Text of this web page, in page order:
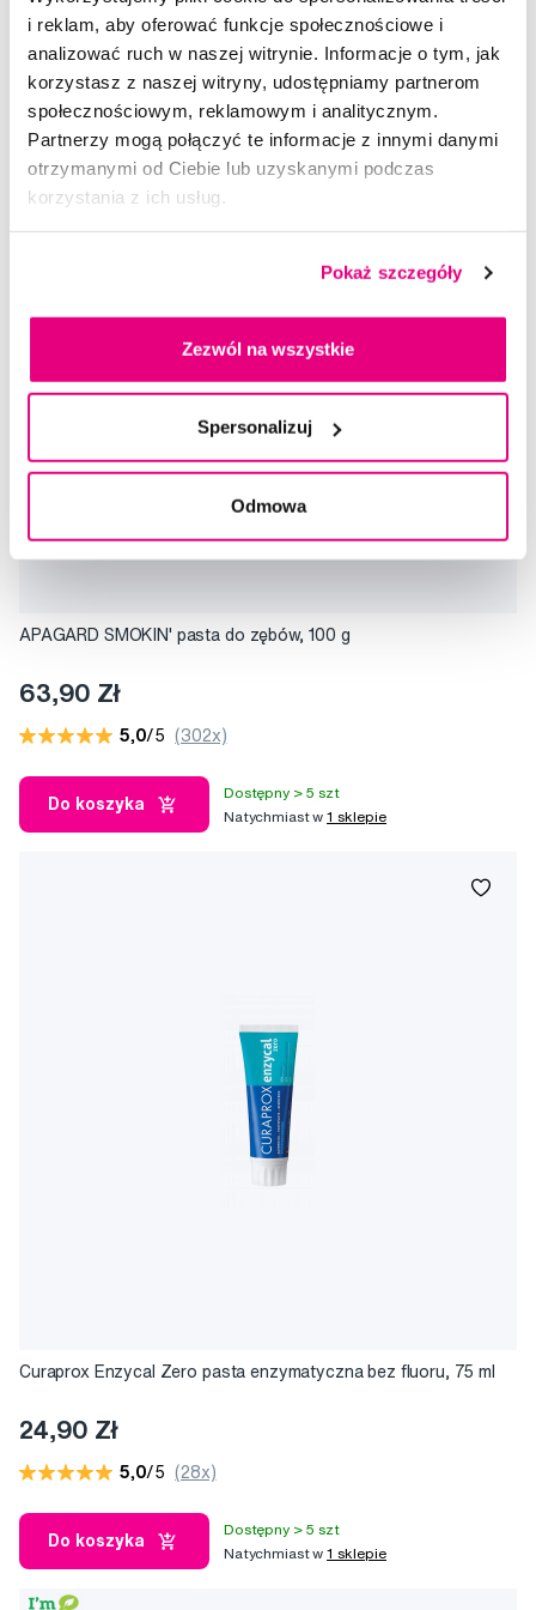
i reklam, aby oferować funkcje społecznościowe i
analizować ruch w naszej witrynie. Informacje o tym, jak
korzystasz z naszej witryny, udostępniamy partnerom
społecznościowym, reklamowym i analitycznym.
Partnerzy mogą połączyć te informacje z innymi danymi
otrzymanymi od Ciebie lub uzyskanymi podczas
korzystania z ich usług.
Pokaż szczegóły
Zezwól na wszystkie
Spersonalizuj
Odmowa
Dostępny > 5 szt
Natychmiast w1 sklepie
APAGARD SMOKIN' pasta do zębów, 100 g
63,90 Zł
5,0/5 (302x)
Do koszyka
Dostępny > 5 szt
Natychmiast w1 sklepie
Curaprox Enzycal Zero pasta enzymatyczna bez fluoru, 75 ml
24,90 Zł
5,0/5 (28x)
Do koszyka
Dostępny > 5 szt
Natychmiast w1 sklepie